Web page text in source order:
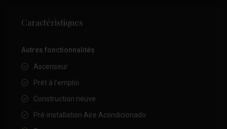
Caractéristiques
Autres fonctionnalités
Ascenseur
Prêt à l'emploi
Construction neuve
Pré-installation Aire Acondicionado